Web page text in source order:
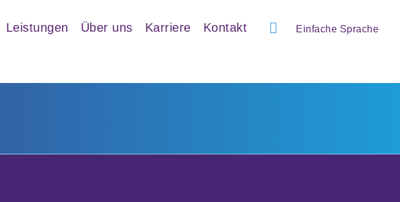
Leistungen Über uns Karriere Kontakt Einfache Sprache